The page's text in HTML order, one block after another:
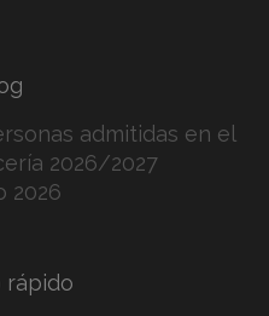
admitidas en el
2026/2027
2026
rápido